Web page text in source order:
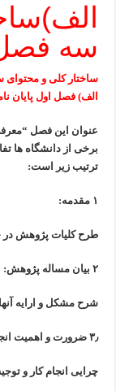
سه فصل
ساختار کلی و
الف) فصل اول پایان
عنوان این فصل
برخی از دانشگاه ها
ترتیب زیر است:
۱ مقدمه:
طرح کلیات پژوهش در
۲ بیان مساله پژوهش:
شرح مشکل و ارایه
۳٫ ضرورت و اهمیت انجام پژوهش
چرایی انجام کار و